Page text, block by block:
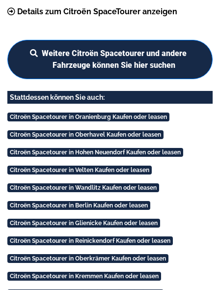
Details zum Citroën SpaceTourer anzeigen
Weitere Citroën Spacetourer und andere
Fahrzeuge können Sie hier suchen
Stattdessen können Sie auch:
Citroën Spacetourer in Oranienburg Kaufen oder leasen
Citroën Spacetourer in Oberhavel Kaufen oder leasen
Citroën Spacetourer in Hohen Neuendorf Kaufen oder leasen
Citroën Spacetourer in Velten Kaufen oder leasen
Citroën Spacetourer in Wandlitz Kaufen oder leasen
Citroën Spacetourer in Berlin Kaufen oder leasen
Citroën Spacetourer in Glienicke Kaufen oder leasen
Citroën Spacetourer in Reinickendorf Kaufen oder leasen
Citroën Spacetourer in Oberkrämer Kaufen oder leasen
Citroën Spacetourer in Kremmen Kaufen oder leasen